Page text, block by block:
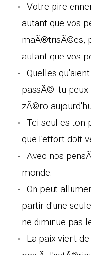
Votre pire
autant que vos
maÃ®trisÃ©es,
autant que vos
Quelles
passÃ©, tu
zÃ©ro
Toi seul es ton
que l'effort doit
Avec nos
monde.
On peut
partir d'une
ne diminue pas
La paix vient